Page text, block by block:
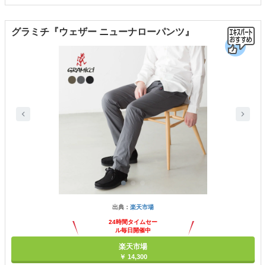
グラミチ『ウェザー ニューナローパンツ』
出典： 楽天市場
24時間タイムセー
ル毎日開催中
楽天市場
￥ 14,300